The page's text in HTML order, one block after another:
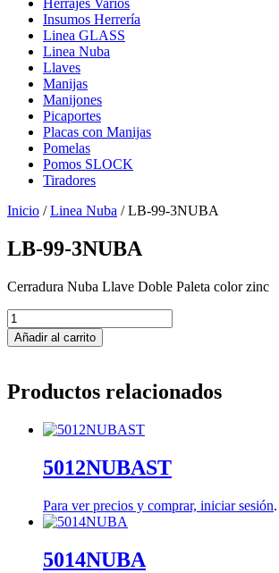
Insumos Herrería
Linea GLASS
Linea Nuba
Llaves
Manijas
Manijones
Picaportes
Placas con Manijas
Pomelas
Pomos SLOCK
Tiradores
Inicio /Linea Nuba / LB-99-3NUBA
LB-99-3NUBA
Cerradura Nuba Llave Doble Paleta color zinc
LB-
99-
3NUBA
Añadir al carrito
Productos relacionados
5012NUBAST
Para ver precios y comprar, iniciar sesión.
5014NUBA